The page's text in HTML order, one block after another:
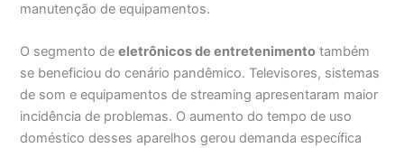
manutenção de equipamentos.
O segmento deeletrônicos de entretenimento também
se beneficiou do cenário pandêmico. Televisores, sistemas
de som e equipamentos de streaming apresentaram maior
incidência de problemas. O aumento do tempo de uso
doméstico desses aparelhos gerou demanda específica